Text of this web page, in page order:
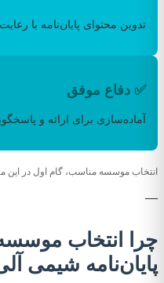
تدوین محتوای پایان‌نامه با
✅ دفاع موفق
آماده‌سازی برای ارائه و
انتخاب موسسه مناسب، گام اول در این
—
چرا انتخاب
پایان‌نامه شیمی